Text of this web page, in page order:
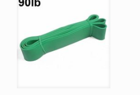
adidas
Votre adresse e-mail ne sera pas publiée.
obligatoires sont indiqués avec
Votre note*